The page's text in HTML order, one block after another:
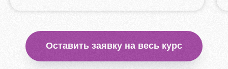
Оставить заявку на весь курс